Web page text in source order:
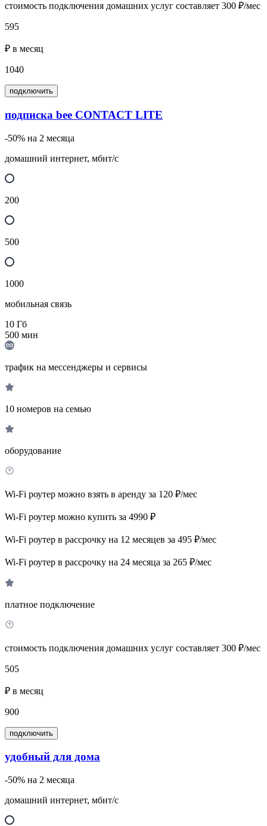
стоимость подключения домашних услуг составляет 300 ₽/мес
595
₽ в месяц
1040
подключить
подписка bee CONTACT LITE
-50% на 2 месяца
домашний интернет, мбит/с
200
500
1000
мобильная связь
10 Гб
500 мин
трафик на мессенджеры и сервисы
10 номеров на семью
оборудование
Wi-Fi роутер можно взять в аренду за 120 ₽/мес
Wi-Fi роутер можно купить за 4990 ₽
Wi-Fi роутер в рассрочку на 12 месяцев за 495 ₽/мес
Wi-Fi роутер в рассрочку на 24 месяца за 265 ₽/мес
платное подключение
стоимость подключения домашних услуг составляет 300 ₽/мес
505
₽ в месяц
900
подключить
удобный для дома
-50% на 2 месяца
домашний интернет, мбит/с